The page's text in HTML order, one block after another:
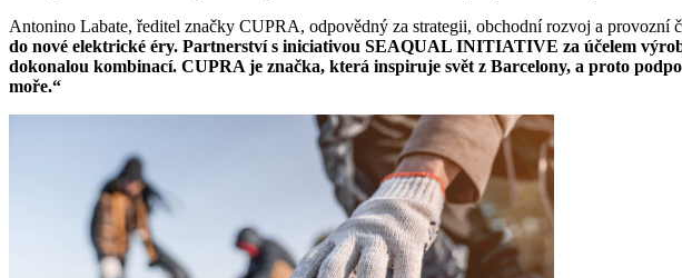
Antonino Labate, ředitel značky CUPRA, odpovědný za strategii, obchodní rozvoj a provozní
do nové elektrické éry. Partnerství s iniciativou SEAQUAL INITIATIVE za účelem
dokonalou kombinací. CUPRA je značka, která inspiruje svět z Barcelony, a proto
moře.“